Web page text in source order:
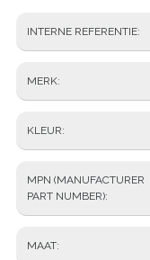
INTERNE REFERENTIE
MERK
KLEUR
MPN (MANUFACTURER
PART NUMBER)
MAAT